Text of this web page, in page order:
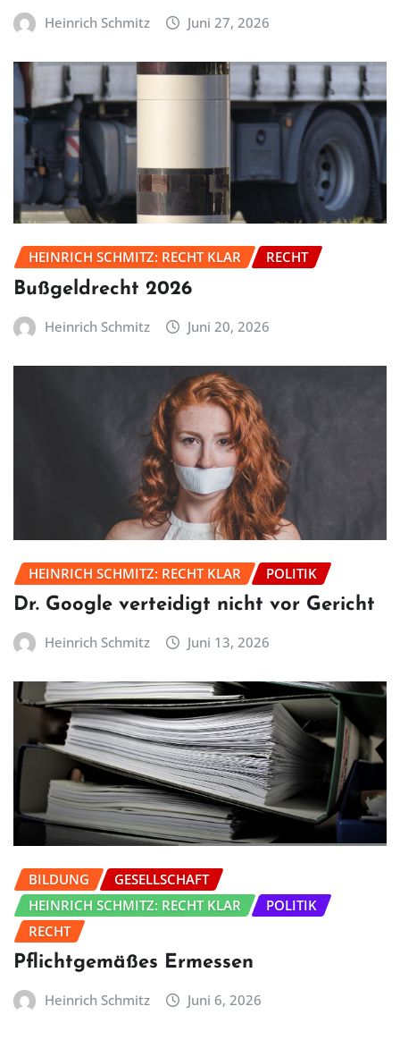
Heinrich Schmitz Juni 27, 2026
HEINRICH SCHMITZ: RECHT KLAR RECHT
Bußgeldrecht 2026
Heinrich Schmitz Juni 20, 2026
HEINRICH SCHMITZ: RECHT KLAR POLITIK
Dr. Google verteidigt nicht vor Gericht
Heinrich Schmitz Juni 13, 2026
BILDUNG
GESELLSCHAFT
HEINRICH SCHMITZ: RECHT KLAR
POLITIK
RECHT
Pflichtgemäßes Ermessen
Heinrich Schmitz Juni 6, 2026